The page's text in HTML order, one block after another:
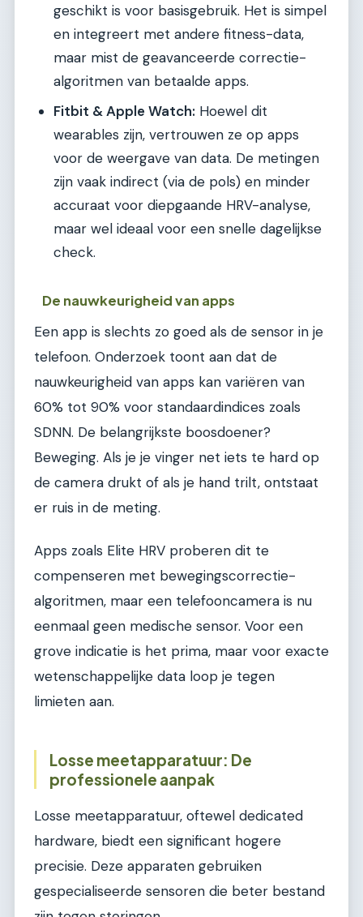
geschikt is voor basisgebruik. Het is simpel
en integreert met andere fitness-data,
maar mist de geavanceerde correctie-
algoritmen van betaalde apps.
Fitbit & Apple Watch: Hoewel dit
wearables zijn, vertrouwen ze op apps
voor de weergave van data. De metingen
zijn vaak indirect (via de pols) en minder
accuraat voor diepgaande HRV-analyse,
maar wel ideaal voor een snelle dagelijkse
check.
De nauwkeurigheid van apps
Een app is slechts zo goed als de sensor in je
telefoon. Onderzoek toont aan dat de
nauwkeurigheid van apps kan variëren van
60% tot 90% voor standaardindices zoals
SDNN. De belangrijkste boosdoener?
Beweging. Als je je vinger net iets te hard op
de camera drukt of als je hand trilt, ontstaat
er ruis in de meting.
Apps zoals Elite HRV proberen dit te
compenseren met bewegingscorrectie-
algoritmen, maar een telefooncamera is nu
eenmaal geen medische sensor. Voor een
grove indicatie is het prima, maar voor exacte
wetenschappelijke data loop je tegen
limieten aan.
Losse meetapparatuur: De
professionele aanpak
Losse meetapparatuur, oftewel dedicated
hardware, biedt een significant hogere
precisie. Deze apparaten gebruiken
gespecialiseerde sensoren die beter bestand